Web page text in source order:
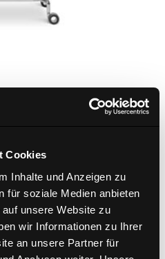
Cookies
Inhalte und Anzeigen zu
für soziale Medien anbieten
unsere Website zu
wir Informationen zu Ihrer
an unsere Partner für